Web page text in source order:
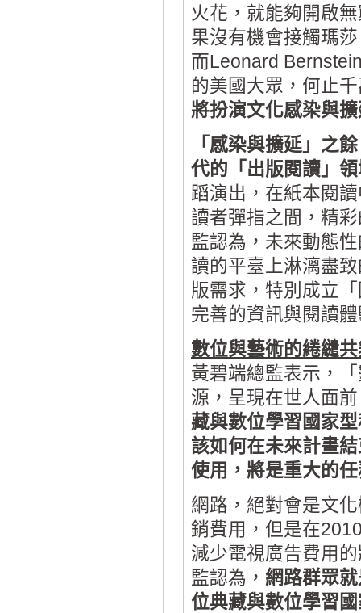
火花，就能夠開啟
果沒有機會接觸瑪
而Leonard
的美國大眾，何止
將扮演文化感染與
「感染與擴延」之
代的「出版閱讀」
蹈演出，在紙本閱
讀者彈指之間，精
監認為，未來動態
讀的平臺上淋漓盡
版需求，特別成立
完善的資訊與閱讀
數位與藝術的綣繾
黃碧端總監表示，
源，呈現在世人面
藏與數位學習國家
該如何在未來計畫
使用，將是重大的
網路，絕對會是文
銷費用，但是在
減少電視廣告費用
監認為， 網路群眾
位典藏與數位學習